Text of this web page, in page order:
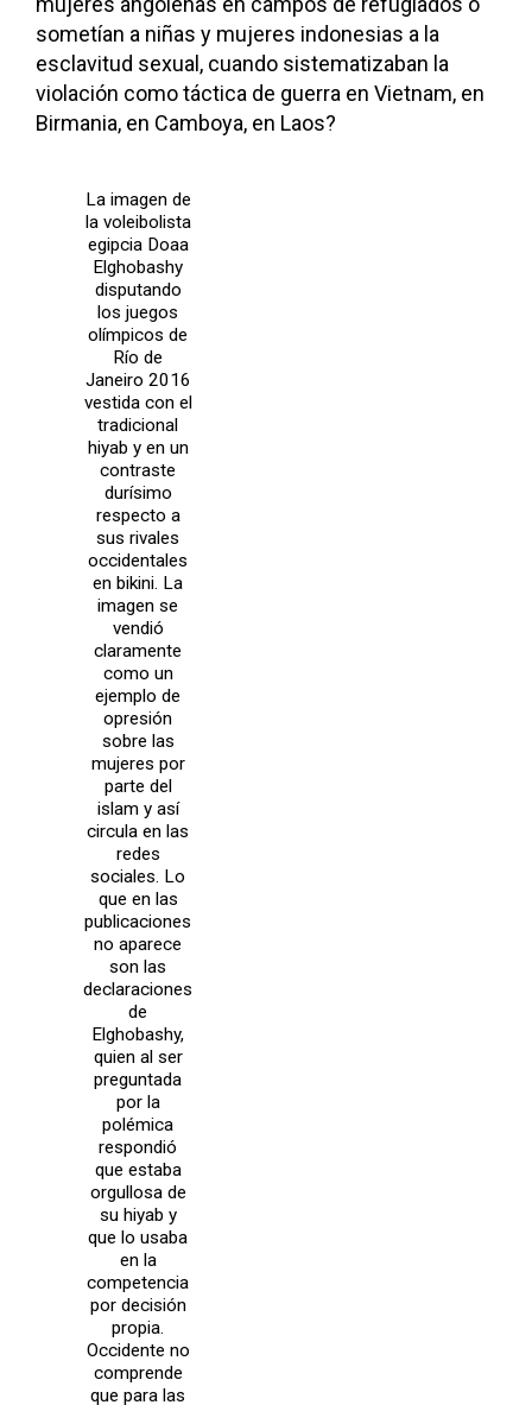
sometían a niñas y mujeres indonesias a la
esclavitud sexual, cuando sistematizaban la
violación como táctica de guerra en Vietnam, en
Birmania, en Camboya, en Laos?
La imagen de
la voleibolista
egipcia Doaa
Elghobashy
disputando
los juegos
olímpicos de
Río de
Janeiro 2016
vestida con el
tradicional
hiyab y en un
contraste
durísimo
respecto a
sus rivales
occidentales
en bikini. La
imagen se
vendió
claramente
como un
ejemplo de
opresión
sobre las
mujeres por
parte del
islam y así
circula en las
redes
sociales. Lo
que en las
publicaciones
no aparece
son las
declaraciones
de
Elghobashy,
quien al ser
preguntada
por la
polémica
respondió
que estaba
orgullosa de
su hiyab y
que lo usaba
en la
competencia
por decisión
propia.
Occidente no
comprende
que para las